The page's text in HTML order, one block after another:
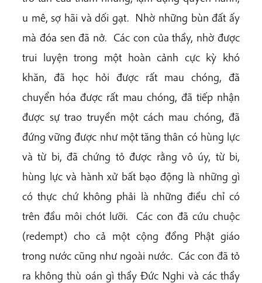
u mê, sợ hãi và dối gạt. Nhờ những bùn đất ấy
mà đóa sen đã nở. Các con của thầy, nhờ được
trui luyện trong một hoàn cảnh cực kỳ khó
khăn, đã học hỏi được rất mau chóng, đã
chuyển hóa được rất mau chóng, đã tiếp nhận
được sự trao truyền một cách mau chóng, đã
đứng vững được như một tăng thân có hùng lực
và từ bi, đã chứng tỏ được rằng vô úy, từ bi,
hùng lực và hành xử bất bạo động là những gì
có thực chứ không phải là những điều chỉ có
trên đầu môi chót lưỡi. Các con đã cứu chuộc
(redempt) cho cả một cộng đồng Phật giáo
trong nước cũng như ngoài nước. Các con đã tỏ
ra không thù oán gì thầy Đức Nghi và các thầy